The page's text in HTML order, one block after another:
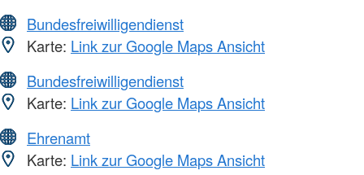
Bundesfreiwilligendienst
Karte: Link zur Google Maps Ansicht
Bundesfreiwilligendienst
Karte: Link zur Google Maps Ansicht
Ehrenamt
Karte: Link zur Google Maps Ansicht